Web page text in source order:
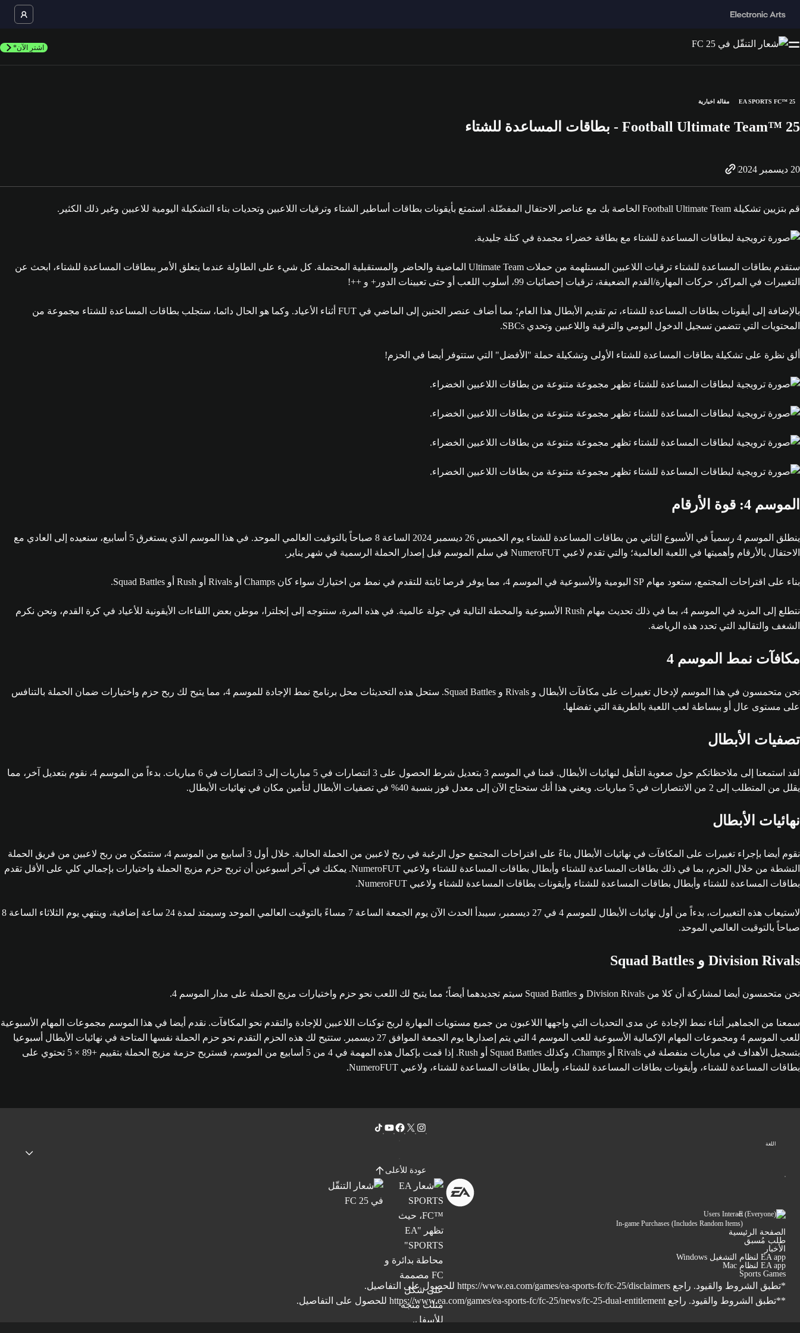
اشترِ الآن*
EA SPORTS FC™ 25 مقالة اخبارية
Football Ultimate Team™ 25 - بطاقات المساعدة للشتاء
20 ديسمبر 2024
قم بتزيين تشكيلة Football Ultimate Team الخاصة بك مع عناصر الاحتفال المفضّلة. استمتع بأيقونات بطاقات أساطير الشتاء وترقيات اللاعبين وتحديات بناء التشكيلة اليومية للاعبين وغير ذلك الكثير.
ستقدم بطاقات المساعدة للشتاء ترقيات اللاعبين المستلهمة من حملات Ultimate Team الماضية والحاضر والمستقبلية المحتملة. كل شيء على الطاولة عندما يتعلق الأمر ببطاقات المساعدة للشتاء، ابحث عن
التغييرات في المراكز، حركات المهارة/القدم الضعيفة، ترقيات إحصائيات 99، أسلوب اللعب أو حتى تعيينات الدور+ و ++!
بالإضافة إلى أيقونات بطاقات المساعدة للشتاء، تم تقديم الأبطال هذا العام؛ مما أضاف عنصر الحنين إلى الماضي في FUT أثناء الأعياد. وكما هو الحال دائما، ستجلب بطاقات المساعدة للشتاء مجموعة من
المحتويات التي تتضمن تسجيل الدخول اليومي والترقية واللاعبين وتحدي SBCs.
ألق نظرة على تشكيلة بطاقات المساعدة للشتاء الأولى وتشكيلة حملة "الأفضل" التي ستتوفر أيضا في الحزم!
الموسم 4: قوة الأرقام
ينطلق الموسم 4 رسمياً في الأسبوع الثاني من بطاقات المساعدة للشتاء يوم الخميس 26 ديسمبر 2024 الساعة 8 صباحاً بالتوقيت العالمي الموحد. في هذا الموسم الذي يستغرق 5 أسابيع، سنعيده إلى العادي مع
الاحتفال بالأرقام وأهميتها في اللعبة العالمية؛ والتي تقدم لاعبي NumeroFUT في سلم الموسم قبل إصدار الحملة الرسمية في شهر يناير.
بناء على اقتراحات المجتمع، ستعود مهام SP اليومية والأسبوعية في الموسم 4، مما يوفر فرصا ثابتة للتقدم في نمط من اختيارك سواء كان Champs أو Rivals أو Rush أو Squad Battles.
نتطلع إلى المزيد في الموسم 4، بما في ذلك تحديث مهام Rush الأسبوعية والمحطة التالية في جولة عالمية. في هذه المرة، سنتوجه إلى إنجلترا، موطن بعض اللقاءات الأيقونية للأعياد في كرة القدم، ونحن نكرم
الشغف والتقاليد التي تحدد هذه الرياضة.
مكافآت نمط الموسم 4
نحن متحمسون في هذا الموسم لإدخال تغييرات على مكافآت الأبطال و Rivals و Squad Battles. ستحل هذه التحديثات محل برنامج نمط الإجادة للموسم 4، مما يتيح لك ربح حزم واختيارات ضمان الحملة بالتنافس
على مستوى عال أو ببساطة لعب اللعبة بالطريقة التي تفضلها.
تصفيات الأبطال
لقد استمعنا إلى ملاحظاتكم حول صعوبة التأهل لنهائيات الأبطال. قمنا في الموسم 3 بتعديل شرط الحصول على 3 انتصارات في 5 مباريات إلى 3 انتصارات في 6 مباريات. بدءاً من الموسم 4، نقوم بتعديل آخر، مما
يقلل من المتطلب إلى 2 من الانتصارات في 5 مباريات. ويعني هذا أنك ستحتاج الآن إلى معدل فوز بنسبة 40% في تصفيات الأبطال لتأمين مكان في نهائيات الأبطال.
نهائيات الأبطال
نقوم أيضا بإجراء تغييرات على المكافآت في نهائيات الأبطال بناءً على اقتراحات المجتمع حول الرغبة في ربح لاعبين من الحملة الحالية. خلال أول 3 أسابيع من الموسم 4، ستتمكن من ربح لاعبين من فريق الحملة
النشطة من خلال الحزم، بما في ذلك بطاقات المساعدة للشتاء وأبطال بطاقات المساعدة للشتاء ولاعبي NumeroFUT. يمكنك في آخر أسبوعين أن تربح حزم مزيج الحملة واختيارات بإجمالي كلي على الأقل تقدم
بطاقات المساعدة للشتاء وأبطال بطاقات المساعدة للشتاء وأيقونات بطاقات المساعدة للشتاء ولاعبي NumeroFUT.
لاستيعاب هذه التغييرات، بدءاً من أول نهائيات الأبطال للموسم 4 في 27 ديسمبر، سيبدأ الحدث الآن يوم الجمعة الساعة 7 مساءً بالتوقيت العالمي الموحد وسيمتد لمدة 24 ساعة إضافية، وينتهي يوم الثلاثاء الساعة 8
صباحاً بالتوقيت العالمي الموحد.
Division Rivals و Squad Battles
نحن متحمسون أيضا لمشاركة أن كلا من Division Rivals و Squad Battles سيتم تجديدهما أيضاً؛ مما يتيح لك اللعب نحو حزم واختيارات مزيج الحملة على مدار الموسم 4.
سمعنا من الجماهير أثناء نمط الإجادة عن مدى التحديات التي واجهها اللاعبون من جميع مستويات المهارة لربح توكنات اللاعبين للإجادة والتقدم نحو المكافآت. نقدم أيضا في هذا الموسم مجموعات المهام الأسبوعية
للعب الموسم 4 ومجموعات المهام الإكمالية الأسبوعية للعب الموسم 4 التي يتم إصدارها يوم الجمعة الموافق 27 ديسمبر. ستتيح لك هذه الحزم التقدم نحو حزم الحملة نفسها المتاحة في نهائيات الأبطال أسبوعيا
بتسجيل الأهداف في مباريات منفصلة في Rivals أو Champs، وكذلك Squad Battles أو Rush. إذا قمت بإكمال هذه المهمة في 4 من 5 أسابيع من الموسم، فستربح حزمة مزيج الحملة بتقييم +89 × 5 تحتوي على
بطاقات المساعدة للشتاء، وأيقونات بطاقات المساعدة للشتاء، وأبطال بطاقات المساعدة للشتاء، ولاعبي NumeroFUT.
اللغة
عودة للأعلى
Users Interact
In-game Purchases (Includes Random Items)
الصفحة الرئيسية
طلب مُسبق
الأخبار
EA app لنظام التشغيل Windows
EA app لنظام Mac
Sports Games
*تطبق الشروط والقيود. راجع https://www.ea.com/games/ea-sports-fc/fc-25/disclaimers للحصول على التفاصيل.
**تطبق الشروط والقيود. راجع https://www.ea.com/games/ea-sports-fc/fc-25/news/fc-25-dual-entitlement للحصول على التفاصيل.